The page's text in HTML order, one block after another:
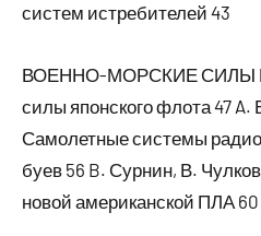
систем истребителей 43
ВОЕННО-МОРСКИЕ СИЛЫ
силы японского флота 47
Самолетные системы
буев 56 B. Сурнин, В.
новой американской ПЛА 60